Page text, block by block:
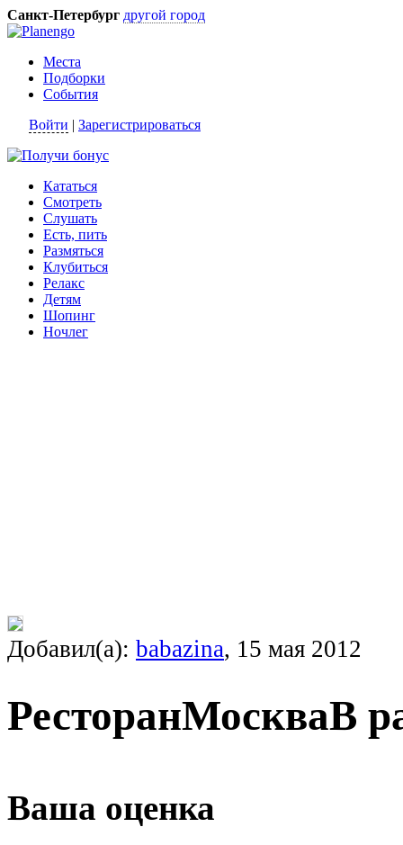
Санкт-Петербург другой город
Места
Подборки
События
Войти | Зарегистрироваться
Кататься
Смотреть
Слушать
Есть, пить
Размяться
Клубиться
Релакс
Детям
Шопинг
Ночлег
Добавил(а): babazina, 15 мая 2012
РесторанМоскваВ
Ваша оценка